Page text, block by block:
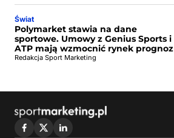
Świat
Polymarket stawia na dane
sportowe. Umowy z Genius Sports i
ATP mają wzmocnić rynek prognoz
Redakcja Sport Marketing